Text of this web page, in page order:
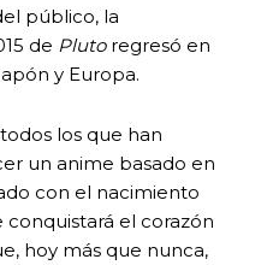
público, la
de Plutoregresó en
y Europa.
los que han
un anime basado en
con el nacimiento
conquistará el corazón
hoy más que nunca,